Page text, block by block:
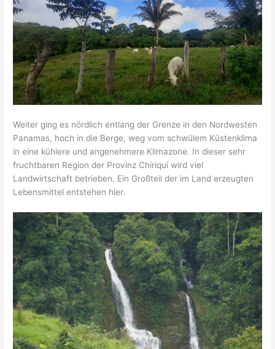
Weiter ging es nördlich entlang der Grenze in den Nordwesten
Panamas, hoch in die Berge, weg vom schwülem Küstenklima
in eine kühlere und angenehmere Klimazone. In dieser sehr
fruchtbaren Region der Provinz Chiriquí wird viel
Landwirtschaft betrieben. Ein Großteil der im Land erzeugten
Lebensmittel entstehen hier.